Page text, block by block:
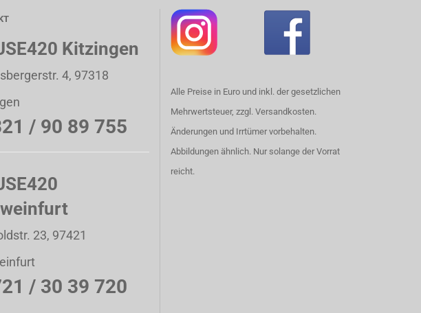
Kitzingen
4, 97318
/ 90 89 755
23, 97421
/ 30 39 720
Alle Preise in Euro und inkl. der gesetzlichen
Mehrwertsteuer, zzgl. Versandkosten.
Änderungen und Irrtümer vorbehalten.
Abbildungen ähnlich. Nur solange der Vorrat
reicht.